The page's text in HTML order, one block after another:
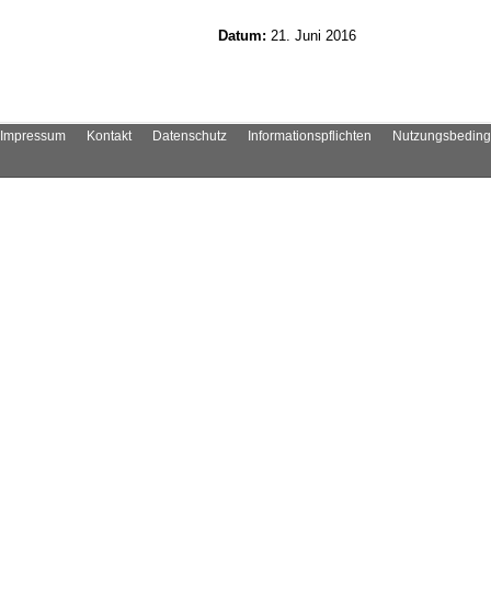
Datum: 21. Juni 2016
Impressum Kontakt Datenschutz Informationspflichten